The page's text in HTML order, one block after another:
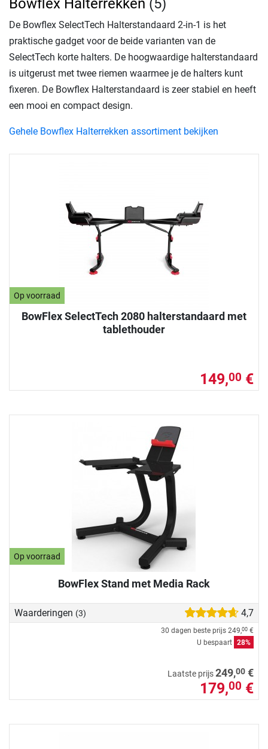
Op voorraad
BowFlex SelectTech 2080 halterstandaard met
tablethouder
149,00 €
Op voorraad
BowFlex Stand met Media Rack
Waarderingen (3) 4,7
30 dagen beste prijs 249,00 €
U bespaart 28%
Laatste prijs249,00 €
179,00 €
Bowflex Halterrekken (5)
De Bowflex SelectTech Halterstandaard 2-in-1 is het
praktische gadget voor de beide varianten van de
SelectTech korte halters. De hoogwaardige halterstandaard
is uitgerust met twee riemen waarmee je de halters kunt
fixeren. De Bowflex Halterstandaard is zeer stabiel en heeft
een mooi en compact design.
Gehele Bowflex Halterrekken assortiment bekijken